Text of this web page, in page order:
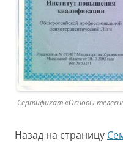
Сертификат «Основы
Назад на страницу